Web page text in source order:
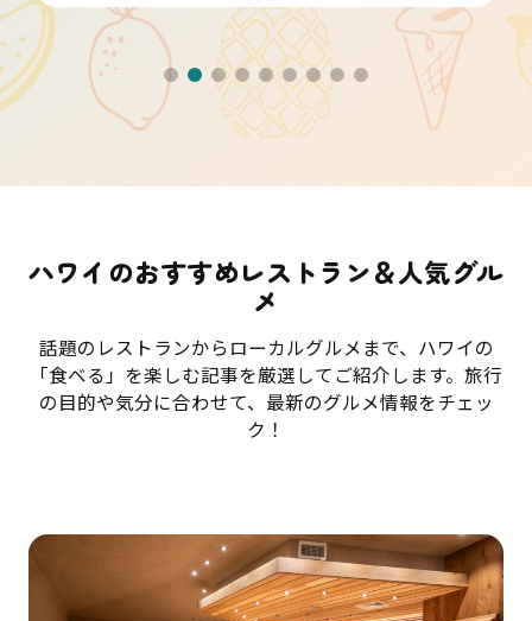
ハワイのおすすめレストラン＆人気グル
メ
話題のレストランからローカルグルメまで、ハワイの
「食べる」を楽しむ記事を厳選してご紹介します。旅行
の目的や気分に合わせて、最新のグルメ情報をチェッ
ク！